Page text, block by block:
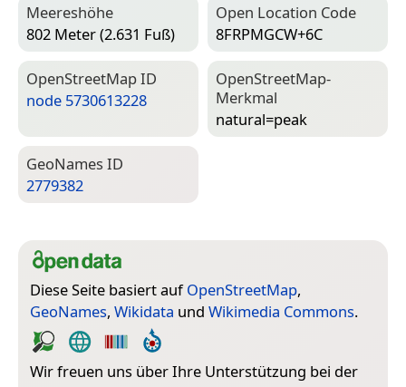
Meereshöhe
802 Meter (2.631 Fuß)
Open Location Code
8FRPMGCW+6C
Open­Street­Map ID
node 5730613228
Open­Street­Map-
Merkmal
natural=­peak
Geo­Names ID
2779382
Diese Seite basiert aufOpenStreetMap,
GeoNames, Wikidata und Wikimedia Commons.
Wir freuen uns über Ihre Unterstützung bei der